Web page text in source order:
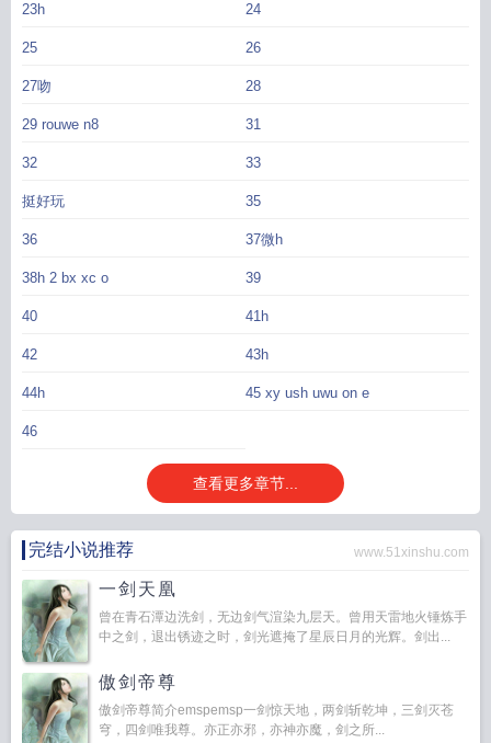
23h 24
25 26
27吻 28
29 rouwe n8 31
32 33
挺好玩 35
36 37微h
38h 2 bx xc o 39
40 41h
42 43h
44h 45 xy ush uwu on e
46
查看更多章节...
完结小说推荐 www.51xinshu.com
一剑天凰
曾在青石潭边洗剑，无边剑气渲染九层天。曾用天雷地火锤炼手
中之剑，退出锈迹之时，剑光遮掩了星辰日月的光辉。剑出...
傲剑帝尊
傲剑帝尊简介emspemsp一剑惊天地，两剑斩乾坤，三剑灭苍
穹，四剑唯我尊。亦正亦邪，亦神亦魔，剑之所...